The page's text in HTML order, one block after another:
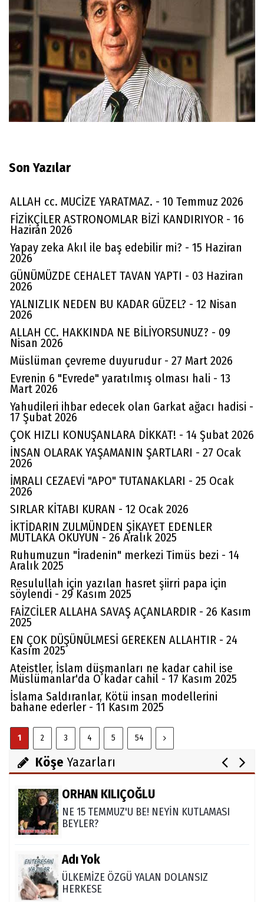
Son Yazılar
ALLAH cc. MUCİZE YARATMAZ. - 10 Temmuz 2026
FİZİKÇİLER ASTRONOMLAR BİZİ KANDIRIYOR - 16
Haziran 2026
Yapay zeka Akıl ile baş edebilir mi? - 15 Haziran
2026
GÜNÜMÜZDE CEHALET TAVAN YAPTI - 03 Haziran
2026
YALNIZLIK NEDEN BU KADAR GÜZEL? - 12 Nisan
2026
ALLAH CC. HAKKINDA NE BİLİYORSUNUZ? - 09
Nisan 2026
Müslüman çevreme duyurudur - 27 Mart 2026
Evrenin 6 "Evrede" yaratılmış olması hali - 13
Mart 2026
Yahudileri ihbar edecek olan Garkat ağacı hadisi -
17 Şubat 2026
ÇOK HIZLI KONUŞANLARA DİKKAT! - 14 Şubat 2026
İNSAN OLARAK YAŞAMANIN ŞARTLARI - 27 Ocak
2026
İMRALI CEZAEVİ "APO" TUTANAKLARI - 25 Ocak
2026
SIRLAR KİTABI KURAN - 12 Ocak 2026
İKTİDARIN ZULMÜNDEN ŞİKAYET EDENLER
MUTLAKA OKUYUN - 26 Aralık 2025
Ruhumuzun "İradenin" merkezi Timüs bezi - 14
Aralık 2025
Resulullah için yazılan hasret şiirri papa için
söylendi - 29 Kasım 2025
FAİZCİLER ALLAHA SAVAŞ AÇANLARDIR - 26 Kasım
2025
EN ÇOK DÜŞÜNÜLMESİ GEREKEN ALLAHTIR - 24
Kasım 2025
Ateistler, İslam düşmanları ne kadar cahil ise
Müslümanlar'da O kadar cahil - 17 Kasım 2025
İslama Saldıranlar, Kötü insan modellerini
bahane ederler - 11 Kasım 2025
1 2 3 4 5 54
Köşe Yazarları
Av. Cemil Can
FARELERİ DİNLEMEYİN!..
Abdullah Gözaydın
ALLAH cc. MUCİZE YARATMAZ.
ORHAN KILIÇOĞLU
NE 15 TEMMUZ'U BE! NEYİN KUTLAMASI
BEYLER?
Adı Yok
ÜLKEMİZE ÖZGÜ YALAN DOLANSIZ
HERKESE